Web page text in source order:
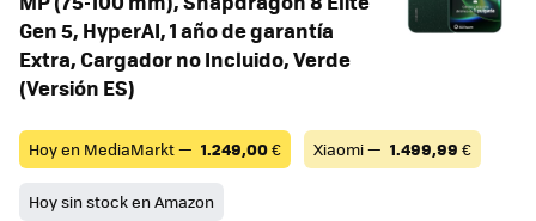
Gen 5, HyperAI, 1 año de garantía
Extra, Cargador no Incluido, Verde
(Versión ES)
Hoy en MediaMarkt — 1.249,00€ Xiaomi — 1.499,99 €
Hoy sin stock en Amazon